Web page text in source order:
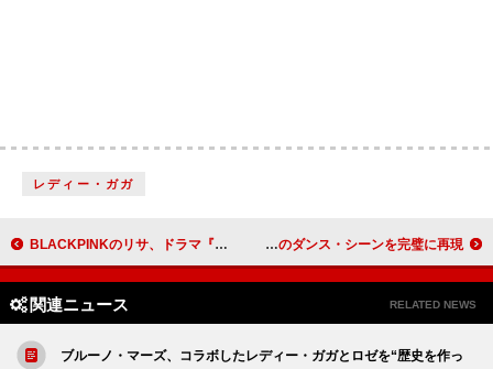
レディー・ガガ
BLACKPINKのリサ、ドラマ『ホワイト・ロータス』シーズン3の予告編でミステリアスなホテル従業員を演じる KATSEYE、映画『ミーン・ガールズ』から「ジングル・ベル・ロック」のダンス・シーンを完璧に再現
関連ニュース RELATED NEWS
ブルーノ・マーズ、コラボしたレディー・ガガとロゼを“歴史を作っ